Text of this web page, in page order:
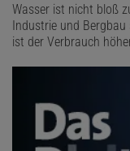
Wasser ist nicht bloß
Industrie und
ist der Verbrauch